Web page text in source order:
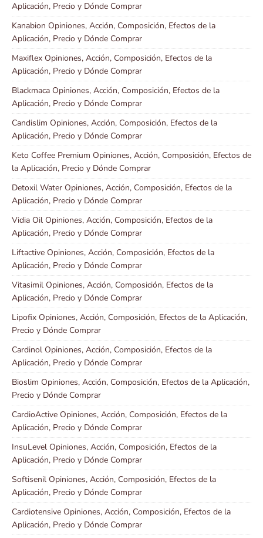
Aplicación, Precio y Dónde Comprar
Kanabion Opiniones, Acción, Composición, Efectos de la
Aplicación, Precio y Dónde Comprar
Maxiflex Opiniones, Acción, Composición, Efectos de la
Aplicación, Precio y Dónde Comprar
Blackmaca Opiniones, Acción, Composición, Efectos de la
Aplicación, Precio y Dónde Comprar
Candislim Opiniones, Acción, Composición, Efectos de la
Aplicación, Precio y Dónde Comprar
Keto Coffee Premium Opiniones, Acción, Composición, Efectos de
la Aplicación, Precio y Dónde Comprar
Detoxil Water Opiniones, Acción, Composición, Efectos de la
Aplicación, Precio y Dónde Comprar
Vidia Oil Opiniones, Acción, Composición, Efectos de la
Aplicación, Precio y Dónde Comprar
Liftactive Opiniones, Acción, Composición, Efectos de la
Aplicación, Precio y Dónde Comprar
Vitasimil Opiniones, Acción, Composición, Efectos de la
Aplicación, Precio y Dónde Comprar
Lipofix Opiniones, Acción, Composición, Efectos de la Aplicación,
Precio y Dónde Comprar
Cardinol Opiniones, Acción, Composición, Efectos de la
Aplicación, Precio y Dónde Comprar
Bioslim Opiniones, Acción, Composición, Efectos de la Aplicación,
Precio y Dónde Comprar
CardioActive Opiniones, Acción, Composición, Efectos de la
Aplicación, Precio y Dónde Comprar
InsuLevel Opiniones, Acción, Composición, Efectos de la
Aplicación, Precio y Dónde Comprar
Softisenil Opiniones, Acción, Composición, Efectos de la
Aplicación, Precio y Dónde Comprar
Cardiotensive Opiniones, Acción, Composición, Efectos de la
Aplicación, Precio y Dónde Comprar